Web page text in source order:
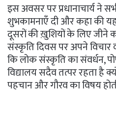
इस अवसर पर प्रधानाचार्य ने
शुभकामनाएँ दी और कहा की
दूसरों की ख़ुशियों के लिए जीने
संस्कृति दिवस पर अपने विचार
कि लोक संस्कृति का संवर्धन,
विद्यालय सदैव तत्पर रहता है
पहचान और गौरव का विषय